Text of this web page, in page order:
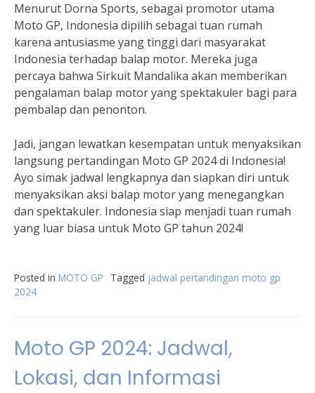
Menurut Dorna Sports, sebagai promotor utama
Moto GP, Indonesia dipilih sebagai tuan rumah
karena antusiasme yang tinggi dari masyarakat
Indonesia terhadap balap motor. Mereka juga
percaya bahwa Sirkuit Mandalika akan memberikan
pengalaman balap motor yang spektakuler bagi para
pembalap dan penonton.
Jadi, jangan lewatkan kesempatan untuk menyaksikan
langsung pertandingan Moto GP 2024 di Indonesia!
Ayo simak jadwal lengkapnya dan siapkan diri untuk
menyaksikan aksi balap motor yang menegangkan
dan spektakuler. Indonesia siap menjadi tuan rumah
yang luar biasa untuk Moto GP tahun 2024!
Posted in MOTO GP Tagged jadwal pertandingan moto gp
2024
Moto GP 2024: Jadwal,
Lokasi, dan Informasi